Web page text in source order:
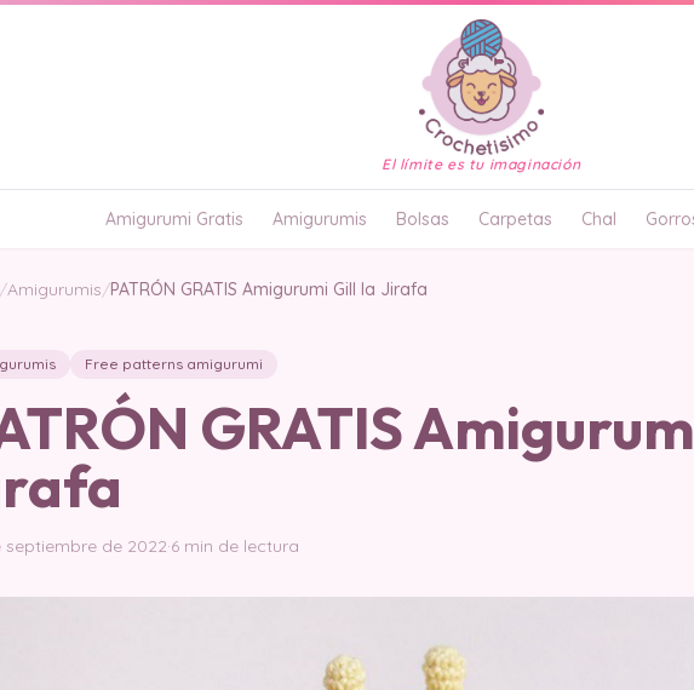
El límite es tu imaginación
Amigurumi Gratis Amigurumis Bolsas Carpetas Chal
/Amigurumis/PATRÓN GRATIS Amigurumi Gill la Jirafa
Free patterns amigurumi
GRATIS
septiembre de 2022·6 min de lectura